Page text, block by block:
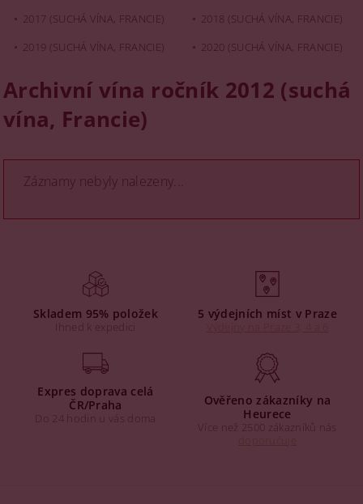
2017 (SUCHÁ VÍNA, FRANCIE)
2018 (SUCHÁ VÍNA, FRANCIE)
2019 (SUCHÁ VÍNA, FRANCIE)
2020 (SUCHÁ VÍNA, FRANCIE)
Archivní vína ročník 2012 (suchá
vína, Francie)
Záznamy nebyly nalezeny...
Skladem 95% položek
Ihned k expedici
5 výdejních míst v Praze
Expres doprava celá
ČR/Praha
Do 24 hodin u vás doma
Ověřeno zákazníky na
Heurece
Více než 2500 zákazníků nás